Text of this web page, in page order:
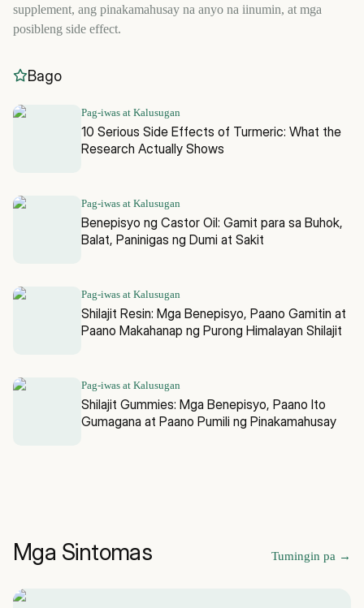
supplement, ang pinakamahusay na anyo na iinumin, at mga
posibleng side effect.
Bago
Pag-iwas at Kalusugan
10 Serious Side Effects of Turmeric: What the
Research Actually Shows
Pag-iwas at Kalusugan
Benepisyo ng Castor Oil: Gamit para sa Buhok,
Balat, Paninigas ng Dumi at Sakit
Pag-iwas at Kalusugan
Shilajit Resin: Mga Benepisyo, Paano Gamitin at
Paano Makahanap ng Purong Himalayan Shilajit
Pag-iwas at Kalusugan
Shilajit Gummies: Mga Benepisyo, Paano Ito
Gumagana at Paano Pumili ng Pinakamahusay
Mga Sintomas Tumingin pa →